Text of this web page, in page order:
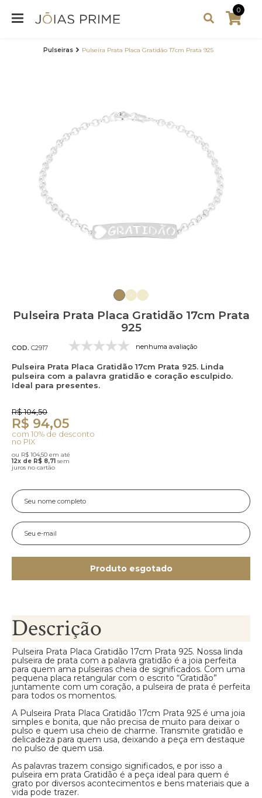
0
Pulseiras Pulseira Prata Placa Gratidão 17cm Prata 925
Pulseira Prata Placa Gratidão 17cm Prata
925
COD. C2917 nenhuma avaliação
Pulseira Prata Placa Gratidão 17cm Prata 925. Linda
pulseira com a palavra gratidão e coração esculpido.
Ideal para presentes.
R$ 104,50
R$ 94,05
com 10% de desconto
no PIX
ou R$ 104,50 em até
12x de R$ 8,71 sem
juros no cartão
Produto esgotado
Descrição
Pulseira Prata Placa Gratidão 17cm Prata 925. Nossa linda
pulseira de prata com a palavra gratidão é a joia perfeita
para quem ama pulseiras cheia de significados. Com uma
pequena placa retangular com o escrito “Gratidão”
juntamente com um coração, a pulseira de prata é perfeita
para todos os momentos.
A Pulseira Prata Placa Gratidão 17cm Prata 925 é uma joia
simples e bonita, que não precisa de muito para deixar o
pulso e quem usa cheio de charme. Transmite gratidão e
delicadeza para quem usa, deixando a peça em destaque
no pulso de quem usa.
As palavras trazem consigo significados, e por isso a
pulseira em prata Gratidão é a peça ideal para quem é
grato por diversos acontecimentos e bens materiais que a
vida pode trazer.